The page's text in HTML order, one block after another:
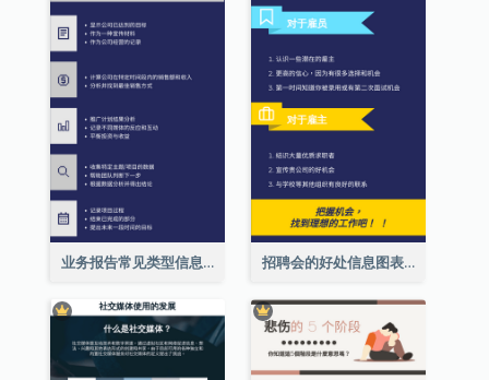
业务报告常见类型信息图表 招聘会的好处信息图表